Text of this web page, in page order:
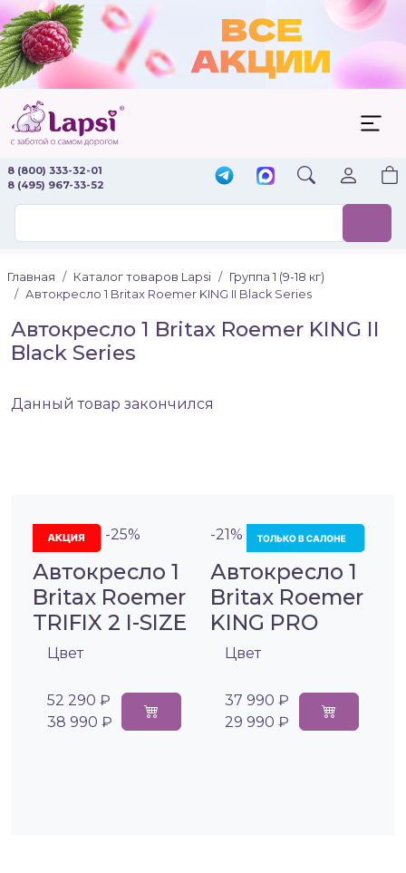
8 (800) 333-32-01
8 (495) 967-33-52
Главная Каталог товаров Lapsi
Группа 1 (9-18 кг)
Автокресло 1 Britax Roemer KING II Black Series
Автокресло 1 Britax Roemer KING II
Black Series
Данный товар закончился
-25%
Автокресло 1
Britax Roemer
TRIFIX 2 I-SIZE
Цвет
52 290 ₽
38 990 ₽
-21%
Автокресло 1
Britax Roemer
KING PRO
Цвет
37 990 ₽
29 990 ₽